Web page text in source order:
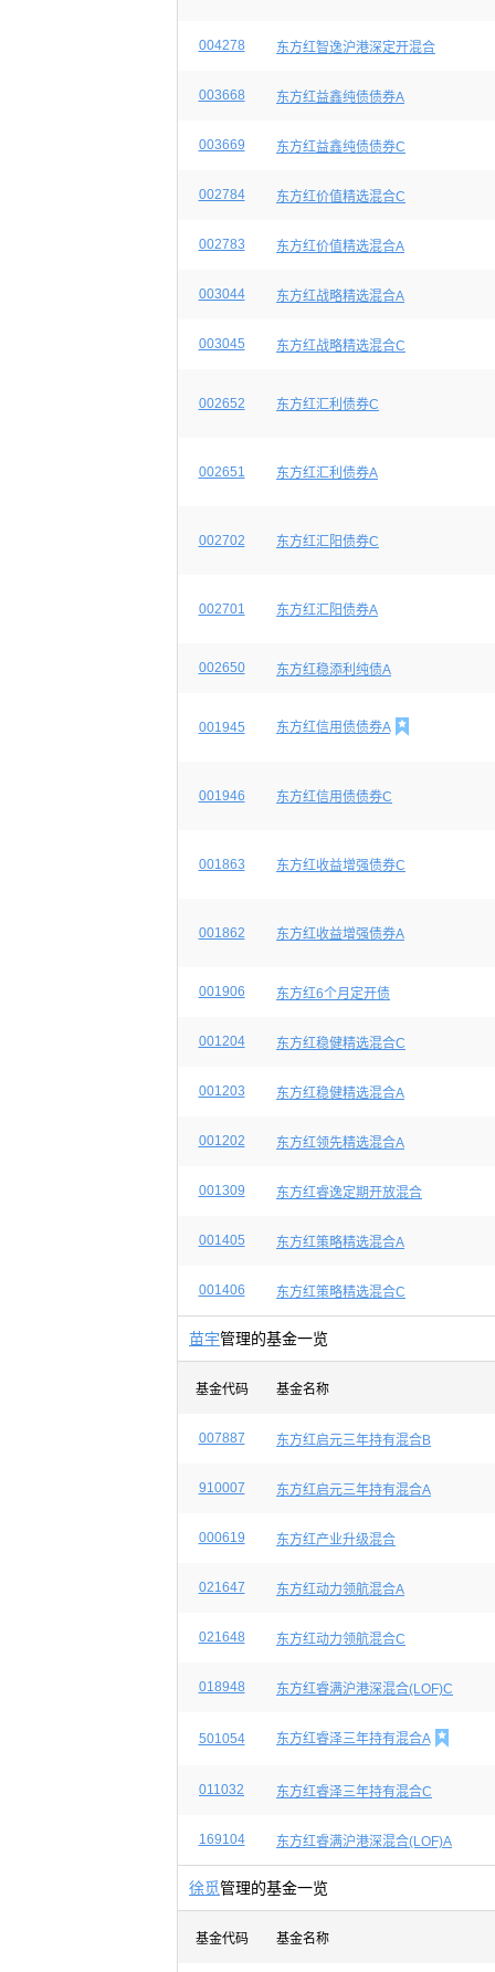
004278 东方红智逸沪港深定开混合
003668 东方红益鑫纯债债券A
003669 东方红益鑫纯债债券C
002784 东方红价值精选混合C
002783 东方红价值精选混合A
003044 东方红战略精选混合A
003045 东方红战略精选混合C
002652 东方红汇利债券C
002651 东方红汇利债券A
002702 东方红汇阳债券C
002701 东方红汇阳债券A
002650 东方红稳添利纯债A
001945 东方红信用债债券A 
001946 东方红信用债债券C
001863 东方红收益增强债券C
001862 东方红收益增强债券A
001906 东方红6个月定开债
001204 东方红稳健精选混合C
001203 东方红稳健精选混合A
001202 东方红领先精选混合A
001309 东方红睿逸定期开放混合
001405 东方红策略精选混合A
001406 东方红策略精选混合C
苗宇管理的基金一览
基金代码 基金名称
007887 东方红启元三年持有混合B
910007 东方红启元三年持有混合A
000619 东方红产业升级混合
021647 东方红动力领航混合A
021648 东方红动力领航混合C
018948 东方红睿满沪港深混合(LOF)C
501054 东方红睿泽三年持有混合A 
011032 东方红睿泽三年持有混合C
169104 东方红睿满沪港深混合(LOF)A
徐觅管理的基金一览
基金代码 基金名称